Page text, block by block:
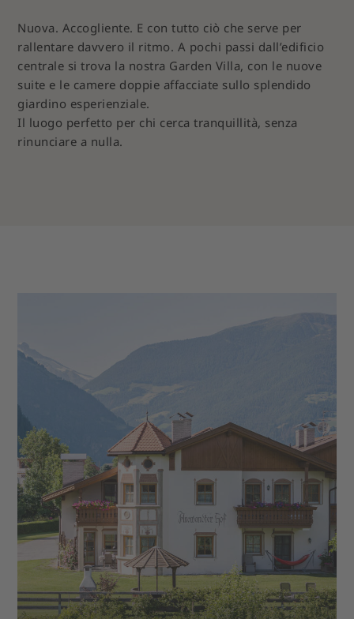
Nuova. Accogliente. E con tutto ciò che serve per
rallentare davvero il ritmo. A pochi passi dall’edificio
centrale si trova la nostra Garden Villa, con le nuove
suite e le camere doppie affacciate sullo splendido
giardino esperienziale.
Il luogo perfetto per chi cerca tranquillità, senza
rinunciare a nulla.